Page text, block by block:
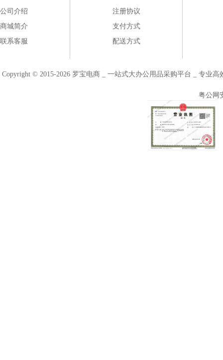
公司介绍
商城简介
联系客服
注册协议
支付方式
配送方式
Copyright © 2015-2026 罗宝电商 _ 一站式大办公用品采购平台 _ 专业
粤公网